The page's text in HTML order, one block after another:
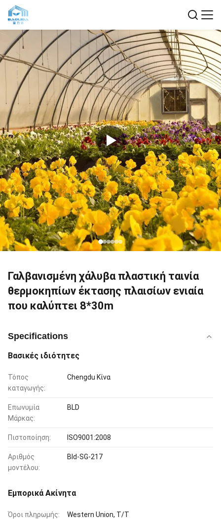
Γαλβανισμένη χάλυβα πλαστική ταινία
θερμοκηπίων έκτασης πλαισίων ενιαία
που καλύπτει 8*30m
Specifications
Βασικές ιδιότητες
Τόπος
καταγωγής:
Chengdu Κίνα
Επωνυμία
Μάρκας:
BLD
Πιστοποίηση: ISO9001:2008
Αριθμός
μοντέλου:
Bld-SG-217
Εμπορικά Ακίνητα
Όροι πληρωμής: Western Union, T/T